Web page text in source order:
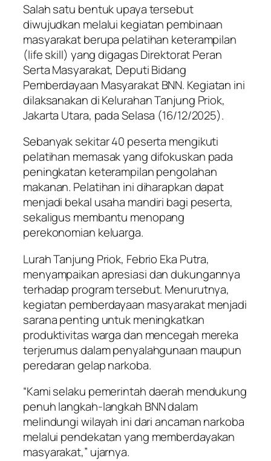
Salah satu bentuk upaya tersebut
diwujudkan melalui kegiatan pembinaan
masyarakat berupa pelatihan keterampilan
(life skill) yang digagas Direktorat Peran
Serta Masyarakat, Deputi Bidang
Pemberdayaan Masyarakat BNN. Kegiatan ini
dilaksanakan di Kelurahan Tanjung Priok,
Jakarta Utara, pada Selasa (16/12/2025).
Sebanyak sekitar 40 peserta mengikuti
pelatihan memasak yang difokuskan pada
peningkatan keterampilan pengolahan
makanan. Pelatihan ini diharapkan dapat
menjadi bekal usaha mandiri bagi peserta,
sekaligus membantu menopang
perekonomian keluarga.
Lurah Tanjung Priok, Febrio Eka Putra,
menyampaikan apresiasi dan dukungannya
terhadap program tersebut. Menurutnya,
kegiatan pemberdayaan masyarakat menjadi
sarana penting untuk meningkatkan
produktivitas warga dan mencegah mereka
terjerumus dalam penyalahgunaan maupun
peredaran gelap narkoba.
“Kami selaku pemerintah daerah mendukung
penuh langkah-langkah BNN dalam
melindungi wilayah ini dari ancaman narkoba
melalui pendekatan yang memberdayakan
masyarakat,” ujarnya.